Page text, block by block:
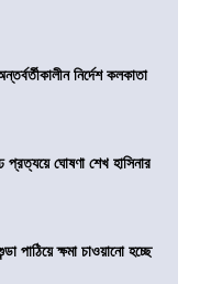
নির্দেশ কলকাতা
প্রত্যয়ে ঘোষণা শেখ হাসিনার
পাঠিয়ে ক্ষমা চাওয়ানো হচ্ছে